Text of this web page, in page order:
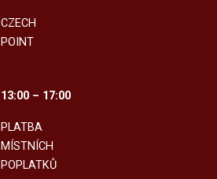
CZECH
POINT
13:00 – 17:00
PLATBA
MÍSTNÍCH
POPLATKŮ